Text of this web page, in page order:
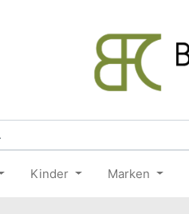
Kinder Marken